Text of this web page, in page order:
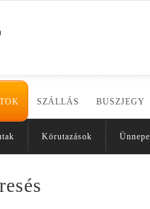
SZÁLLÁS BUSZJEGY
Körutazások